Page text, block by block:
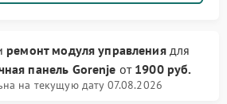
ремонт модуля управлениядля
панель Gorenje от 1900 руб.
на текущую дату 07.08.2026